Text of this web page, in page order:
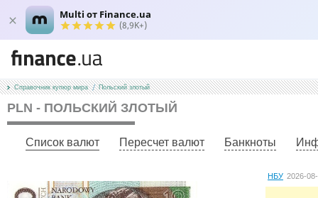
Multi от Finance.ua
(8,9K+)
Справочник купюр мира Польский злотый
PLN - ПОЛЬСКИЙ ЗЛОТЫЙ
Список валют Пересчет валют Банкноты
НБУ 2026-